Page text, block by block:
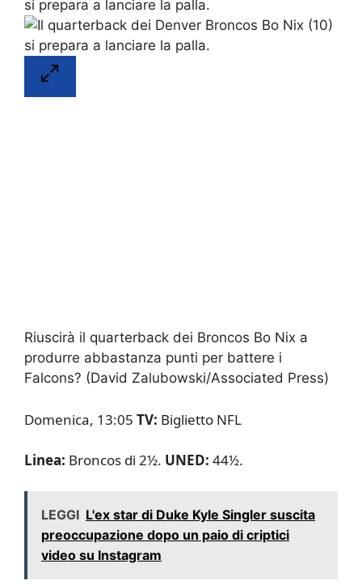
Riuscirà il quarterback dei Broncos Bo Nix a
produrre abbastanza punti per battere i
Falcons? (David Zalubowski/Associated Press)
Domenica, 13:05 TV: Biglietto NFL
Linea: Broncos di 2½. UNED: 44½.
LEGGI L'ex star di Duke Kyle Singler suscita
preoccupazione dopo un paio di criptici
video su Instagram